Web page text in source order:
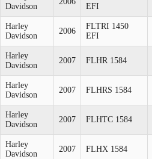
Davidson
EFI
Harley
Davidson
2006
FLTRI 1450
EFI
Harley
Davidson
2007 FLHR 1584
Harley
Davidson
2007 FLHRS 1584
Harley
Davidson
2007 FLHTC 1584
Harley
Davidson
2007 FLHX 1584